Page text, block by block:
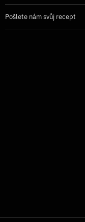
Pošlete nám svůj recept